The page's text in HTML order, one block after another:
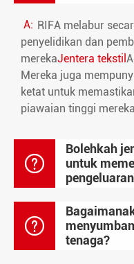
A: RIFA melabur
penyelidikan dan
merekaJentera tekstil
Mereka juga
ketat untuk
piawaian tinggi

Bolehkah
untuk

tenaga?